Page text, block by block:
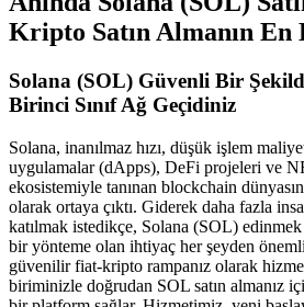
Kripto Satın Almanın En
Solana (SOL) Güvenli Bir
Birinci Sınıf Ağ Geçidiniz
Solana, inanılmaz hızı, düşük işlem
uygulamalar (dApps), DeFi projeleri ve
ekosistemiyle tanınan blockchain
olarak ortaya çıktı. Giderek daha fazla
katılmak istedikçe, Solana (SOL)
bir yönteme olan ihtiyaç her şeyden
güvenilir fiat-kripto rampanız olarak
biriminizle doğrudan SOL satın almanız